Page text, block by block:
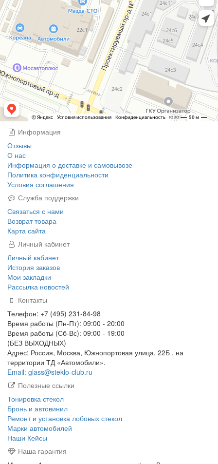
Информация
Отзывы
О нас
Информация о доставке и самовывозе
Политика конфиденциальности
Условия соглашения
Служба поддержки
Связаться с нами
Возврат товара
Карта сайта
Личный кабинет
Личный кабинет
История заказов
Мои закладки
Рассылка новостей
Контакты
Телефон: +7 (495) 231-84-98
Время работы (Пн-Пт): 09:00 - 20:00
Время работы (Сб-Вс): 09:00 - 19:00
(БЕЗ ВЫХОДНЫХ)
Адрес: Россия, Москва, Южнопортовая улица, 22Б , на
территории ТД «Автомобили».
Email: glass@steklo-club.ru
Полезные ссылки
Тонировка стекол
Бронь и автовинил
Ремонт и установка лобовых стекол
Марки автомобилей
Наши Кейсы
Наша гарантия